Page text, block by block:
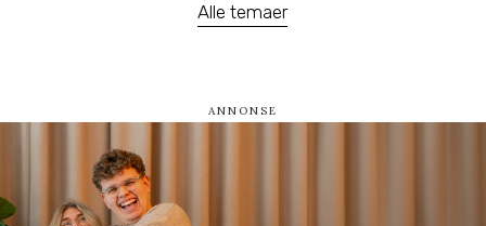
Alle temaer